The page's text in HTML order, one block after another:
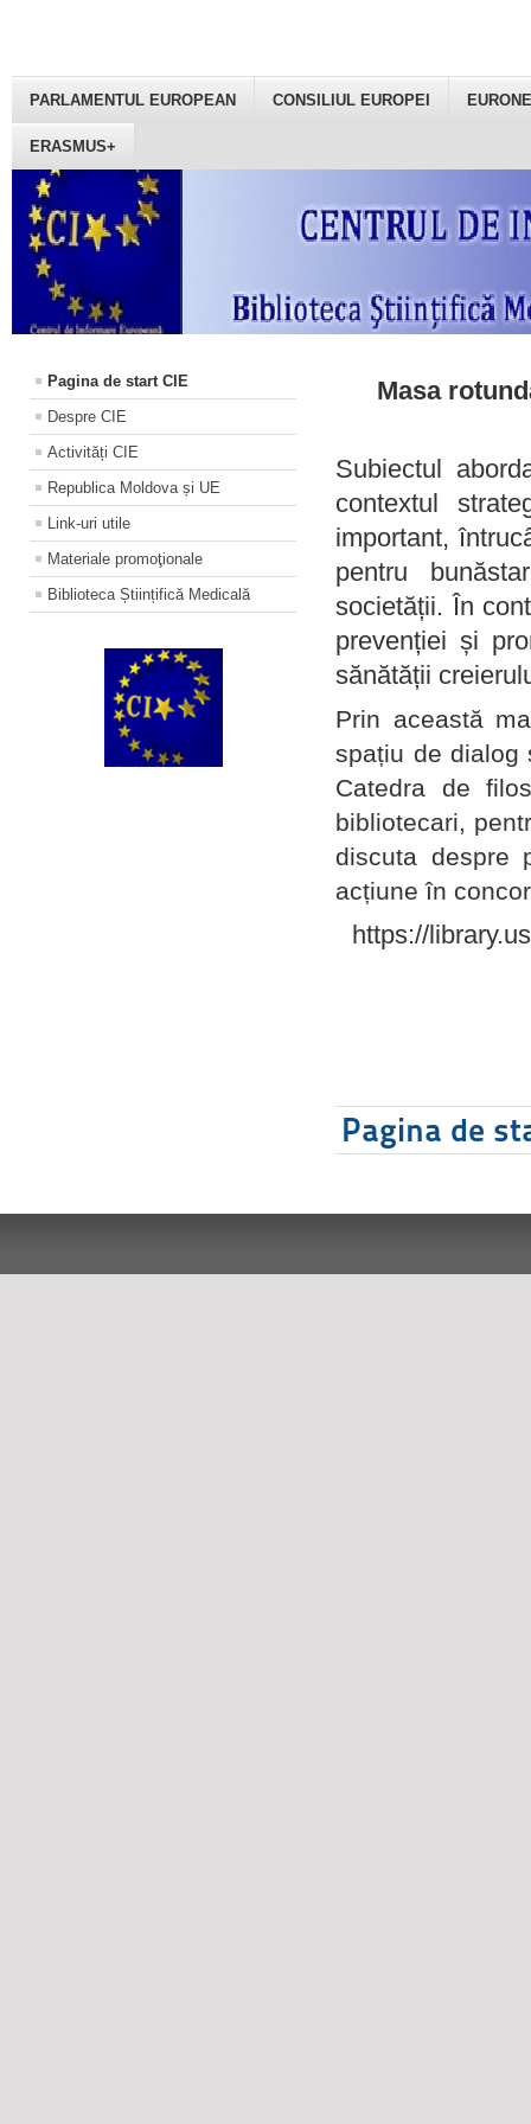
PARLAMENTUL EUROPEAN CONSILIUL EUROPEI
ERASMUS+
Pagina de start CIE
Despre CIE
Activități CIE
Republica Moldova și UE
Link-uri utile
Materiale promoţionale
Biblioteca Științifică Medicală
Masa
Subiectul
contextul
important,
pentru
societății. În
prevenției și
sănătății
Prin această
spațiu de dialog
Catedra de
bibliotecari,
discuta despre
acțiune în
https://
Pagina de